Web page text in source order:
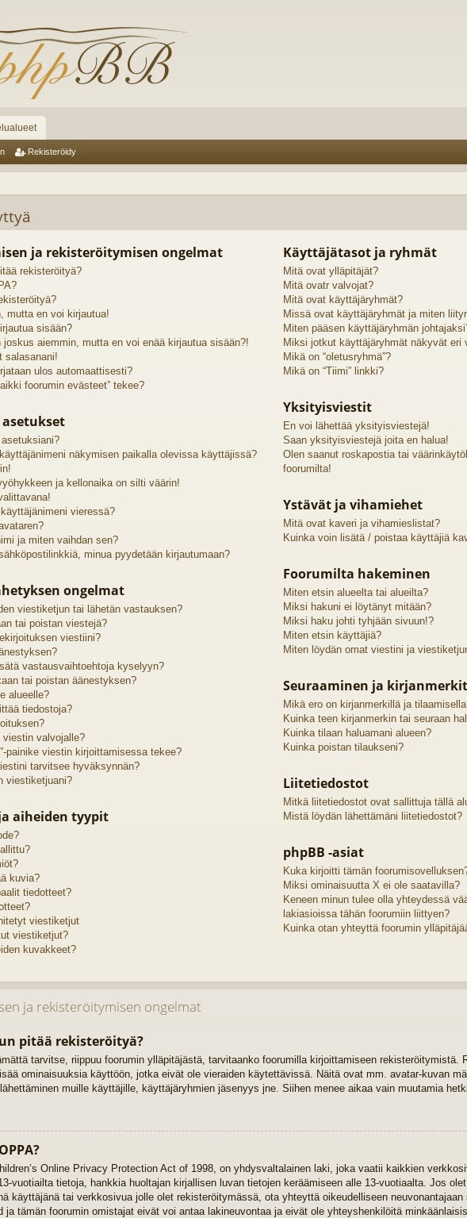
Rekisteröidy
ja rekisteröitymisen ongelmat
rekisteröityä?
mutta en voi kirjautua!
sisään?
joskus aiemmin, mutta en voi enää kirjautua sisään?!
salasanani!
ulos automaattisesti?
foorumin evästeet” tekee?
näkymisen paikalla olevissa käyttäjissä?
ja kellonaika on silti väärin!
vieressä?
ja miten vaihdan sen?
minua pyydetään kirjautumaan?
ongelmat
viestiketjun tai lähetän vastauksen?
tai poistan viestejä?
viestiini?
vastausvaihtoehtoja kyselyyn?
tai poistan äänestyksen?
alueelle?
tiedostoja?
viestin valvojalle?
painike viestin kirjoittamisessa tekee?
tarvitsee hyväksynnän?
viestiketjuani?
aiheiden tyypit
kuvia?
tiedotteet?
viestiketjut
viestiketjut?
kuvakkeet?
Käyttäjätasot ja ryhmät
Mitä ovat ylläpitäjät?
Mitä ovatr valvojat?
Mitä ovat käyttäjäryhmät?
Missä ovat käyttäjäryhmät ja miten
Miten pääsen käyttäjäryhmän
Miksi jotkut käyttäjäryhmät näkyvät eri
Mikä on “oletusryhmä”?
Mikä on “Tiimi” linkki?
Yksityisviestit
En voi lähettää yksityisviestejä!
Saan yksityisviestejä joita en halua!
Olen saanut roskapostia tai
foorumilta!
Ystävät ja vihamiehet
Mitä ovat kaveri ja vihamieslistat?
Kuinka voin lisätä / poistaa käyttäjiä
Foorumilta hakeminen
Miten etsin alueelta tai alueilta?
Miksi hakuni ei löytänyt mitään?
Miksi haku johti tyhjään sivuun!?
Miten etsin käyttäjiä?
Miten löydän omat viestini ja
Seuraaminen ja kirjanmerkit
Mikä ero on kirjanmerkillä ja
Kuinka teen kirjanmerkin tai seuraan
Kuinka tilaan haluamani alueen?
Kuinka poistan tilaukseni?
Liitetiedostot
Mitkä liitetiedostot ovat sallittuja tällä
Mistä löydän lähettämäni liitetiedostot?
phpBB -asiat
Kuka kirjoitti tämän
Miksi ominaisuutta X ei ole saatavilla?
Keneen minun tulee olla yhteydessä
lakiasioissa tähän foorumiin liittyen?
Kuinka otan yhteyttä foorumin
ja rekisteröitymisen ongelmat
pitää rekisteröityä?
tarvitse, riippuu foorumin ylläpitäjästä, tarvitaanko foorumilla kirjoittamiseen rekisteröitymistä.
ominaisuuksia käyttöön, jotka eivät ole vieraiden käytettävissä. Näitä ovat mm. avatar-kuvan
muille käyttäjille, käyttäjäryhmien jäsenyys jne. Siihen menee aikaa vain muutamia
Online Privacy Protection Act of 1998, on yhdysvaltalainen laki, joka vaatii kaikkien
vuotiailta tietoja, hankkia huoltajan kirjallisen luvan tietojen keräämiseen alle 13-vuotiaalta. Jos
käyttäjänä tai verkkosivua jolle olet rekisteröitymässä, ota yhteyttä oikeudelliseen
ja tämän foorumin omistajat eivät voi antaa lakineuvontaa ja eivät ole yhteyshenkilöitä